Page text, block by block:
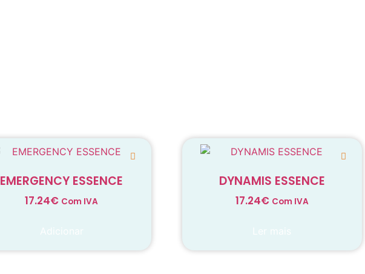
EMERGENCY ESSENCE
17.24€ Com IVA
Adicionar
DYNAMIS ESSENCE
17.24€ Com IVA
Ler mais